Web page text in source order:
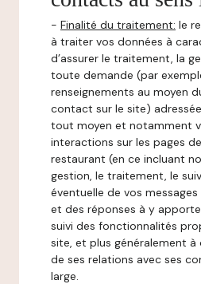
- Finalité du traitement: le
à traiter vos données à
d’assurer le traitement, la
toute demande (par
renseignements au moyen
contact sur le site)
tout moyen et notamment
interactions sur les pages
restaurant (en ce incluant
gestion, le traitement, le
éventuelle de vos
et des réponses à y
suivi des fonctionnalités
site, et plus généralement à
de ses relations avec ses
large.